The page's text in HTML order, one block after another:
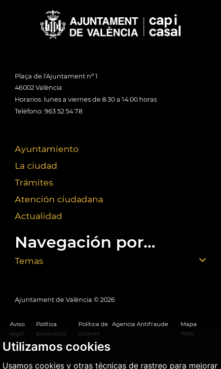
Utilizamos cookies
Usamos cookies y otras técnicas de rastreo para mejorar
Plaça de l'Ajuntament nº 1
46002 València
Horarios: lunes a viernes de 8:30 a 14:00 horas
Teléfono: 963 52 54 78
Ayuntamiento
La ciudad
Trámites
Atención ciudadana
Actualidad
Navegación por...
Temas
Ajuntament de València © 2026
Aviso
legal
Política
privacidad
Política de
cookies
Agencia Antifraude
Mapa
Web